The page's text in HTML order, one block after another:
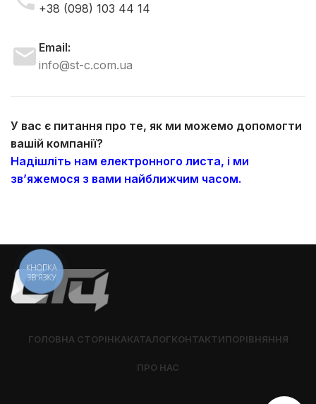
+38 (098) 103 44 14
Email:
info@st-c.com.ua
У вас є питання про те, як ми можемо допомогти
вашій компанії?
Надішліть нам електронного листа, і ми
зв’яжемося з вами найближчим часом.
ГОЛОВНА СТОРІНКАКАТАЛОГКОНТАКТИПОРІВНЯННЯ
ПРО НАС
КНОПКА
ЗВ'ЯЗКУ